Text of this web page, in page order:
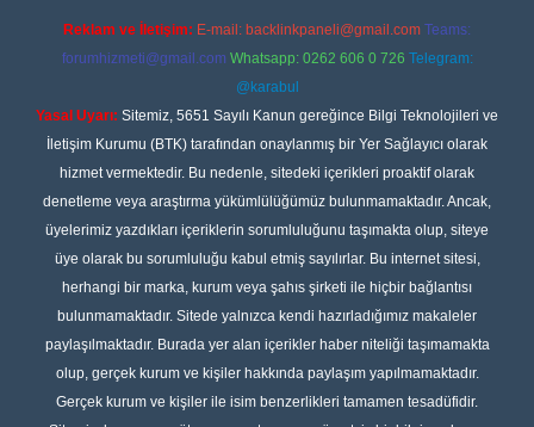
Reklam ve İletişim: E-mail: backlinkpaneli@gmail.com Teams:
forumhizmeti@gmail.com Whatsapp: 0262 606 0 726 Telegram:
@karabul
Yasal Uyarı: Sitemiz, 5651 Sayılı Kanun gereğince Bilgi Teknolojileri ve
İletişim Kurumu (BTK) tarafından onaylanmış bir Yer Sağlayıcı olarak
hizmet vermektedir. Bu nedenle, sitedeki içerikleri proaktif olarak
denetleme veya araştırma yükümlülüğümüz bulunmamaktadır. Ancak,
üyelerimiz yazdıkları içeriklerin sorumluluğunu taşımakta olup, siteye
üye olarak bu sorumluluğu kabul etmiş sayılırlar. Bu internet sitesi,
herhangi bir marka, kurum veya şahıs şirketi ile hiçbir bağlantısı
bulunmamaktadır. Sitede yalnızca kendi hazırladığımız makaleler
paylaşılmaktadır. Burada yer alan içerikler haber niteliği taşımamakta
olup, gerçek kurum ve kişiler hakkında paylaşım yapılmamaktadır.
Gerçek kurum ve kişiler ile isim benzerlikleri tamamen tesadüfidir.